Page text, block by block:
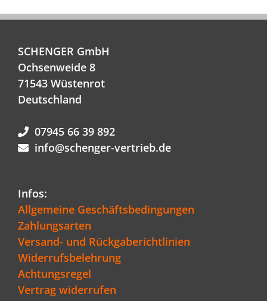
SCHENGER GmbH
Ochsenweide 8
71543 Wüstenrot
Deutschland
07945 66 39 892
info@schenger-vertrieb.de
Infos:
Allgemeine Geschäftsbedingungen
Zahlungsarten
Versand- und Rückgaberichtlinien
Widerrufsbelehrung
Achtungsregel
Vertrag widerrufen